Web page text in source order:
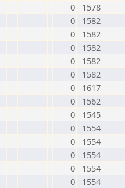
0
1578
0
1582
0
1582
0
1582
0
1582
0
1582
0
1617
0
1562
0
1545
0
1554
0
1554
0
1554
0
1554
0
1554